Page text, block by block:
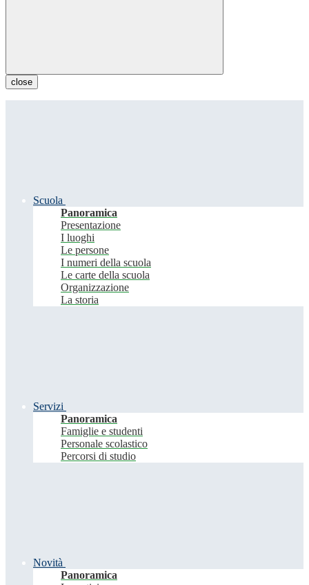
close
Scuola
Panoramica
Presentazione
I luoghi
Le persone
I numeri della scuola
Le carte della scuola
Organizzazione
La storia
Servizi
Panoramica
Famiglie e studenti
Personale scolastico
Percorsi di studio
Novità
Panoramica